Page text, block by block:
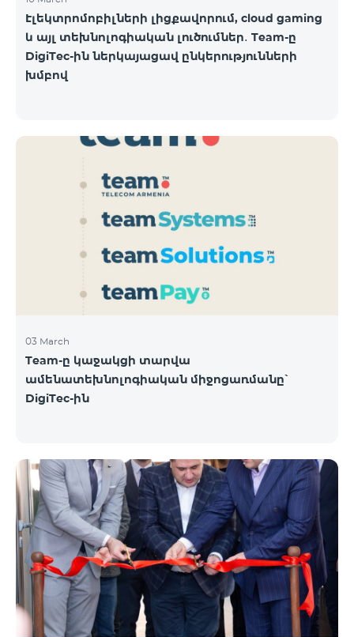
Էլեկտրոմոբիլների լիցքավորում, cloud gaming
և այլ տեխնոլոգիական լուծումներ․ Team-ը
DigiTec-ին ներկայացավ ընկերությունների
խմբով
03 March
Team-ը կաջակցի տարվա
ամենատեխնոլոգիական միջոցառմանը՝
DigiTec-ին